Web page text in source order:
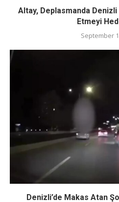
Altay, Deplasmanda Denizli
Etmeyi
September
Denizli’de Makas Atan